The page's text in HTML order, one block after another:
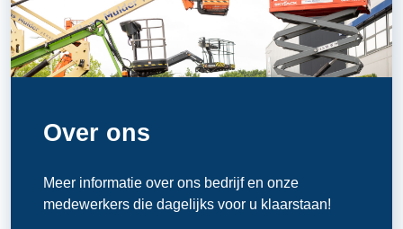
Over ons
Meer informatie over ons bedrijf en onze
medewerkers die dagelijks voor u klaarstaan!